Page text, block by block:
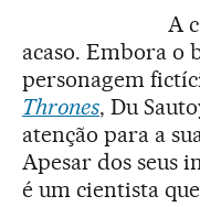
A
acaso. Embora o
personagem
Thrones, Du
atenção para a
Apesar dos seus
é um cientista